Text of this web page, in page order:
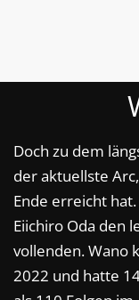
Doch zu dem
der aktuellste
Ende erreicht
Eiichiro Oda den
vollenden. Wano
2022 und hatte